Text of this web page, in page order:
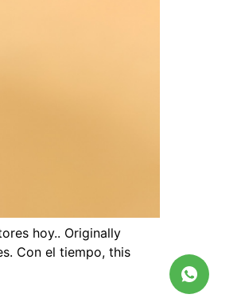
hoy.. Originally
. Con el tiempo, this